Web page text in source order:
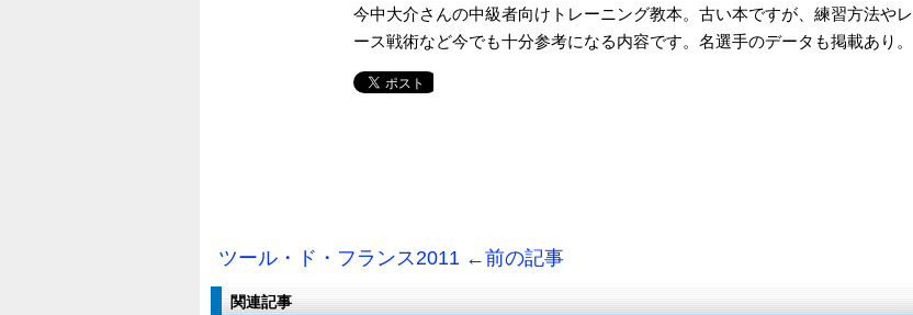
今中大介さんの中級者向けトレーニング教本。古い本ですが、練習方法やレ
ース戦術など今でも十分参考になる内容です。名選手のデータも掲載あり。
ツール・ド・フランス2011 ←前の記事
関連記事